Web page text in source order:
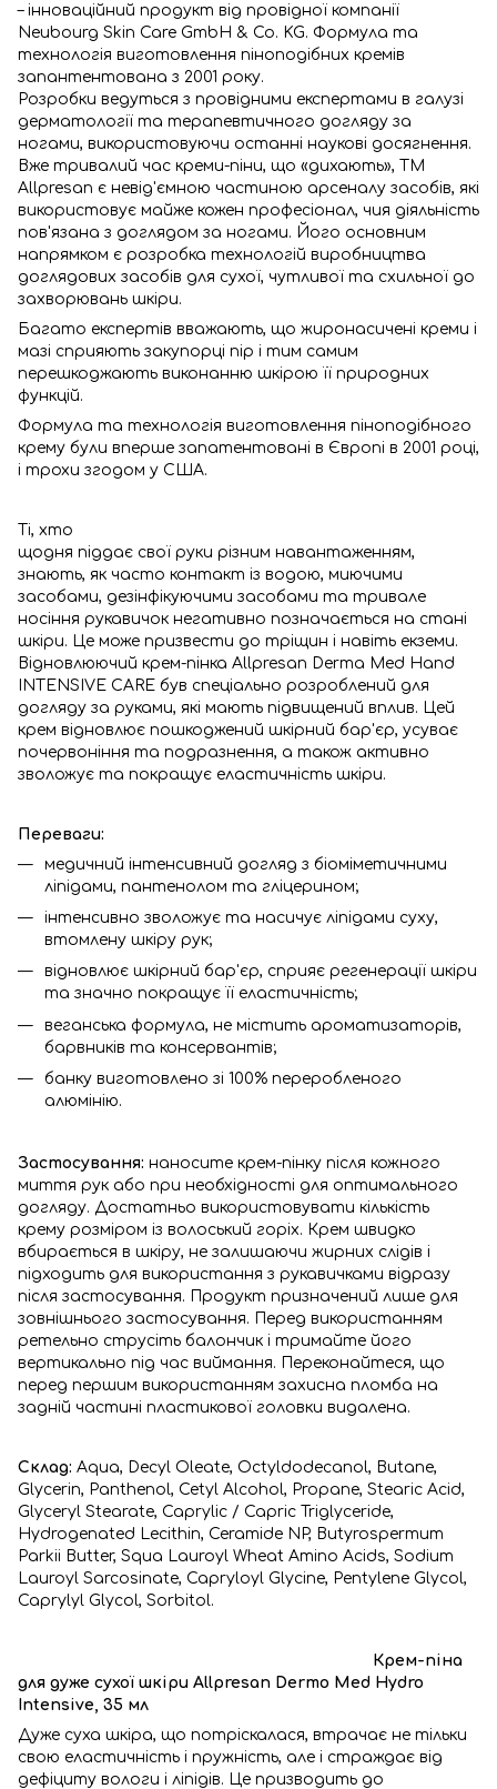
– інноваційний продукт від провідної компанії
Neubourg Skin Care GmbH & Co. KG. Формула та
технологія виготовлення піноподібних кремів
запантентована з 2001 року.
Розробки ведуться з провідними експертами в галузі
дерматології та терапевтичного догляду за
ногами, використовуючи останні наукові досягнення.
Вже тривалий час креми-піни, що «дихають», TM
Allpresan є невід'ємною частиною арсеналу засобів, які
використовує майже кожен професіонал, чия діяльність
пов'язана з доглядом за ногами. Його основним
напрямком є розробка технологій виробництва
доглядових засобів для сухої, чутливої та схильної до
захворювань шкіри.
Багато експертів вважають, що жиронасичені креми і
мазі сприяють закупорці пір і тим самим
перешкоджають виконанню шкірою її природних
функцій.
Формула та технологія виготовлення піноподібного
крему були вперше запатентовані в Європі в 2001 році,
і трохи згодом у США.
Ті, хто
щодня піддає свої руки різним навантаженням,
знають, як часто контакт із водою, миючими
засобами, дезінфікуючими засобами та тривале
носіння рукавичок негативно позначається на стані
шкіри. Це може призвести до тріщин і навіть екземи.
Відновлюючий крем-пінка Allpresan Derma Med Hand
INTENSIVE CARE був спеціально розроблений для
догляду за руками, які мають підвищений вплив. Цей
крем відновлює пошкоджений шкірний бар'єр, усуває
почервоніння та подразнення, а також активно
зволожує та покращує еластичність шкіри.
Переваги:
медичний інтенсивний догляд з біоміметичними
ліпідами, пантенолом та гліцерином;
інтенсивно зволожує та насичує ліпідами суху,
втомлену шкіру рук;
відновлює шкірний бар'єр, сприяє регенерації шкіри
та значно покращує її еластичність;
веганська формула, не містить ароматизаторів,
барвників та консервантів;
банку виготовлено зі 100% переробленого
алюмінію.
Застосування: наносите крем-пінку після кожного
миття рук або при необхідності для оптимального
догляду. Достатньо використовувати кількість
крему розміром із волоський горіх. Крем швидко
вбирається в шкіру, не залишаючи жирних слідів і
підходить для використання з рукавичками відразу
після застосування. Продукт призначений лише для
зовнішнього застосування. Перед використанням
ретельно струсіть балончик і тримайте його
вертикально під час виймання. Переконайтеся, що
перед першим використанням захисна пломба на
задній частині пластикової головки видалена.
Склад: Aqua, Decyl Oleate, Octyldodecanol, Butane,
Glycerin, Panthenol, Cetyl Alcohol, Propane, Stearic Acid,
Glyceryl Stearate, Caprylic / Capric Triglyceride,
Hydrogenated Lecithin, Ceramide NP, Butyrospermum
Parkii Butter, Squa Lauroyl Wheat Amino Acids, Sodium
Lauroyl Sarcosinate, Capryloyl Glycine, Pentylene Glycol,
Caprylyl Glycol, Sorbitol.
Крем-піна
для дуже сухої шкіри Allpresan Dermo Med Hydro
Intensive, 35 мл
Дуже суха шкіра, що потріскалася, втрачає не тільки
свою еластичність і пружність, але і страждає від
дефіциту вологи і ліпідів. Це призводить до